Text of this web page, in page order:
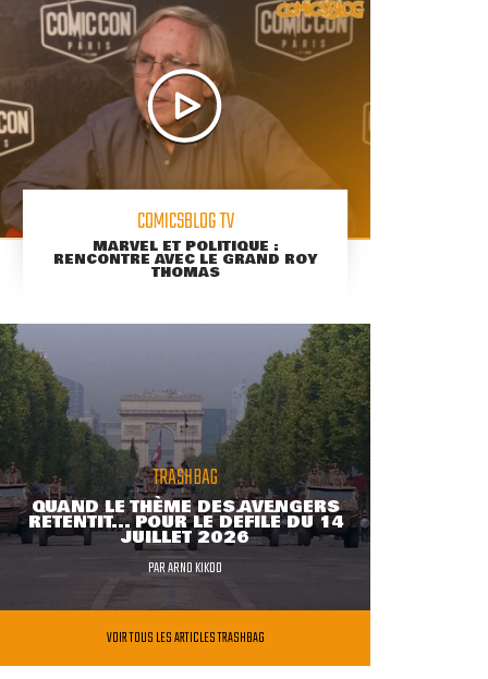
COMICSBLOG TV
MARVEL ET POLITIQUE :
RENCONTRE AVEC LE GRAND ROY
THOMAS
TRASHBAG
QUAND LE THÈME DES AVENGERS
RETENTIT... POUR LE DÉFILÉ DU 14
JUILLET 2026
PARARNO KIKOO
VOIR TOUS LES ARTICLES TRASHBAG